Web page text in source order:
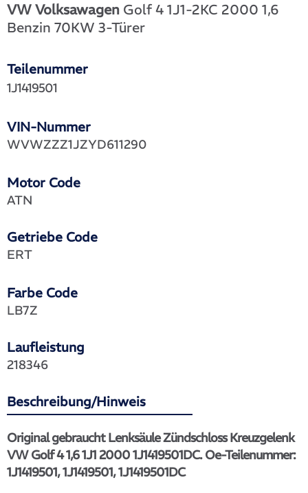
VW Volksawagen Golf 4 1J1-2KC 2000 1,6
Benzin 70KW 3-Türer
Teilenummer
VIN-Nummer
1J1419501
WVWZZZ1JZYD611290
Motor Code
Getriebe Code
ATN
ERT
Farbe Code
Laufleistung
LB7Z
218346
Beschreibung/Hinweis
Original gebraucht Lenksäule Zündschloss Kreuzgelenk
VW Golf 4 1,6 1J1 2000 1J1419501DC. Oe-Teilenummer:
1J1419501, 1J1419501, 1J1419501DC